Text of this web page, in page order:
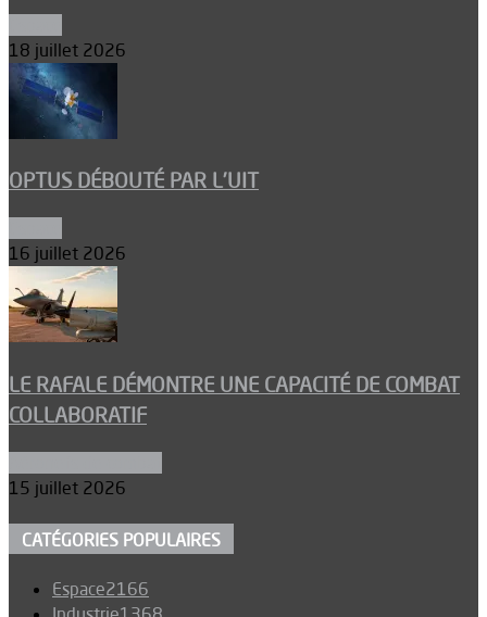
18 juillet 2026
OPTUS DÉBOUTÉ PAR L’UIT
16 juillet 2026
LE RAFALE DÉMONTRE UNE CAPACITÉ DE COMBAT
COLLABORATIF
15 juillet 2026
CATÉGORIES POPULAIRES
Espace2166